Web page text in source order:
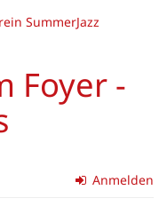
SummerJazz
Foyer -
Anmelden